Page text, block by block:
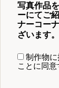
写真作品
ーにてご
ナーコー
ざいます。
制作物
ことに同意